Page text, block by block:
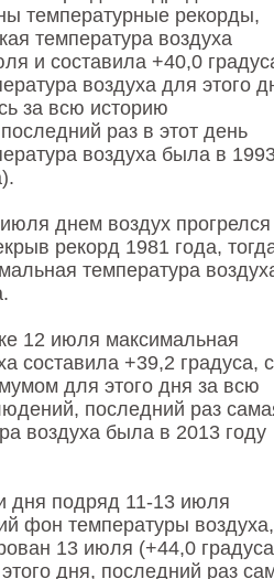
температурные рекорды,
температура воздуха
и составила +40,0
воздуха для этого
за всю историю
раз в этот день
воздуха была в
днем воздух
рекорд 1981 года,
температура
12 июля максимальная
составила +39,2 градуса,
для этого дня за всю
последний раз
воздуха была в 2013 году
дня подряд 11-13 июля
фон температуры
13 июля (+44,0
дня, последний раз